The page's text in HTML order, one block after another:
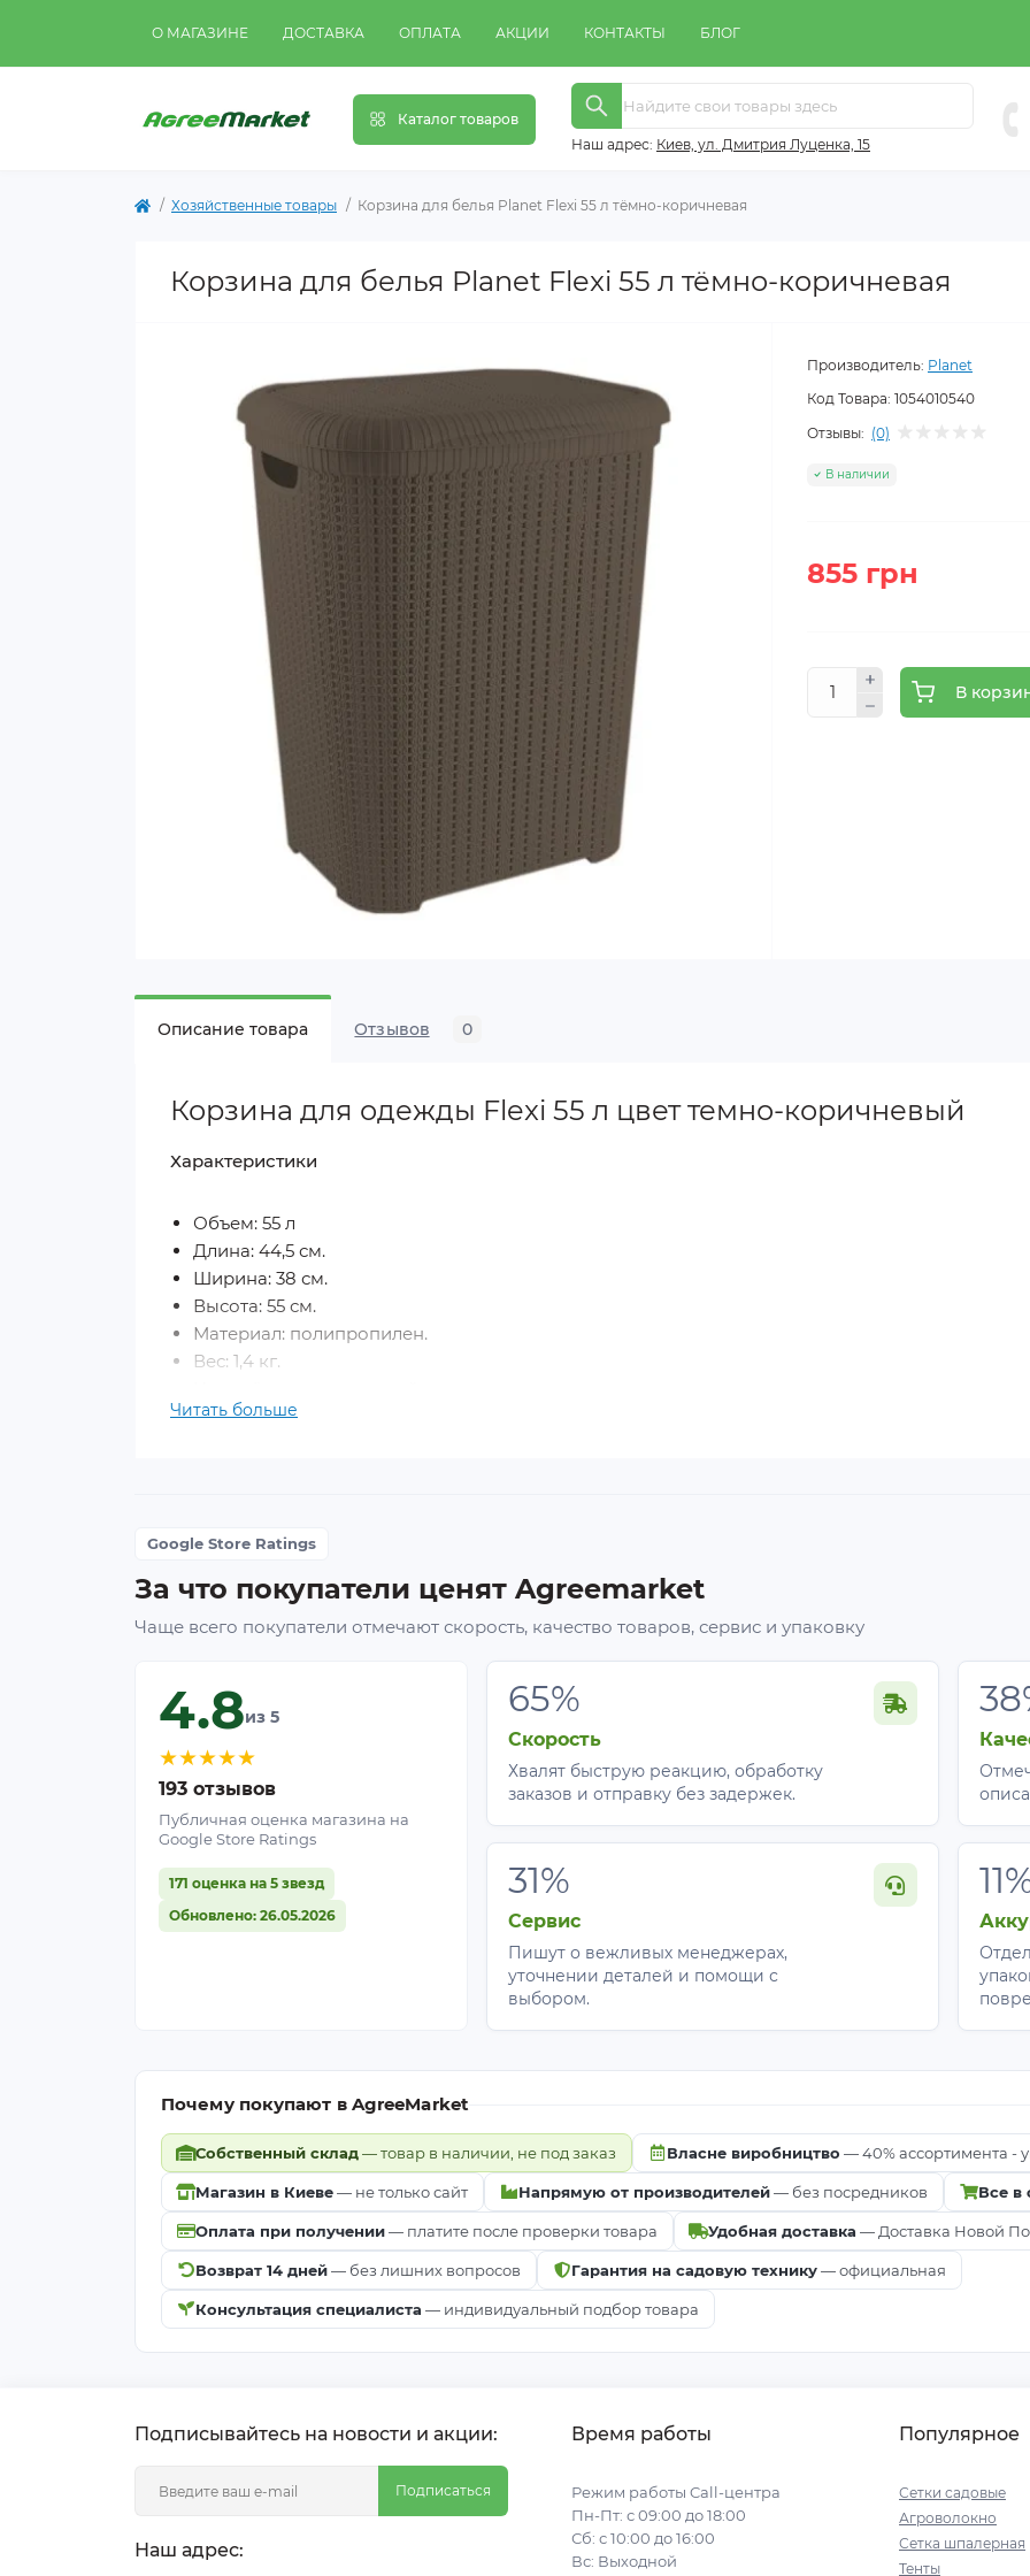
О МАГАЗИНЕ ДОСТАВКА ОПЛАТА АКЦИИ КОНТАКТЫ БЛОГ
Каталог товаров
Наш адрес: Киeв, ул. Дмитрия Луценка, 15
Хозяйственные товары Корзина для белья Planet Flexi 55 л тёмно-коричневая
Корзина для белья Planet Flexi 55 л тёмно-коричневая
Производитель: Planet
Код Товара: 1054010540
Отзывы: (0)
В наличии
855 грн
В
Описание товара Отзывов 0
Корзина для одежды Flexi 55 л цвет темно-коричневый
Характеристики
Объем: 55 л
Длина: 44,5 см.
Ширина: 38 см.
Высота: 55 см.
Материал: полипропилен.
Вес: 1,4 кг.
затяжки. Корзина укомплектована крышкой, которая препятствует попаданию внутрь брызг
ручками для переноса. Материал гибкий, влагостойкий, не имеет запаха.
Читать больше
Google Store Ratings
За что покупатели ценят Agreemarket
Чаще всего покупатели отмечают скорость, качество товаров, сервис и упаковку
4.8из 5
★★★★★
193 отзывов
Публичная оценка магазина на
Google Store Ratings
171 оценка на 5 звезд
Обновлено: 26.05.2026
65%
Скорость
Хвалят быструю реакцию, обработку
заказов и отправку без задержек.
31%
Сервис
Пишут о вежливых менеджерах,
уточнении деталей и помощи с
выбором.
Почему покупают в AgreeMarket
Собственный склад— товар в наличии, не под заказ Власне виробництво — 40% ассортимента -
Магазин в Киеве— не только сайт Напрямую от производителей— без посредников Все в
Оплата при получении— платите после проверки товара Удобная доставка — Доставка Новой
Возврат 14 дней— без лишних вопросов Гарантия на садовую технику— официальная
Консультация специалиста — индивидуальный подбор товара
Подписывайтесь на новости и акции:
Подписаться
Наш адрес:
Время работы
Режим работы Call-центра
Пн-Пт: с 09:00 до 18:00
Сб: с 10:00 до 16:00
Вс: Выходной
Популярное
Сетки садовые
Агроволокно
Сетка шпалерная
Тенты